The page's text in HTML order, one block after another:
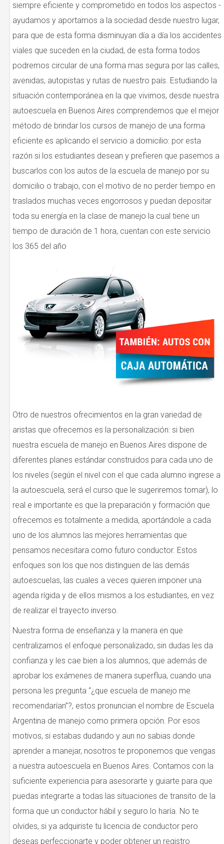
siempre eficiente y comprometido en todos los aspectos -
ayudamos y aportamos a la sociedad desde nuestro lugar,
para que de esta forma disminuyan día a día los accidentes
viales que suceden en la ciudad, de esta forma todos
podremos circular de una forma mas segura por las calles,
avenidas, autopistas y rutas de nuestro país. Estudiando la
situación contemporánea en la que vivimos, desde nuestra
autoescuela en Buenos Aires comprendemos que el mejor
método de brindar los cursos de manejo de una forma
eficiente es aplicando el servicio a domicilio: por esta
razón si los estudiantes desean y prefieren que pasemos a
buscarlos con los autos de la escuela de manejo por su
domicilio o trabajo, con el motivo de no perder tiempo en
traslados muchas veces engorrosos y puedan depositar
toda su energía en la clase de manejo la cual tiene un
tiempo de duración de 1 hora, cuentan con este servicio
los 365 del año
Otro de nuestros ofrecimientos en la gran variedad de
aristas que ofrecemos es la personalización: si bien
nuestra escuela de manejo en Buenos Aires dispone de
diferentes planes estándar construidos para cada uno de
los niveles (según el nivel con el que cada alumno ingrese a
la autoescuela, será el curso que le sugeriremos tomar), lo
real e importante es que la preparación y formación que
ofrecemos es totalmente a medida, aportándole a cada
uno de los alumnos las mejores herramientas que
pensamos necesitara como futuro conductor. Estos
enfoques son los que nos distinguen de las demás
autoescuelas, las cuales a veces quieren imponer una
agenda rígida y de ellos mismos a los estudiantes, en vez
de realizar el trayecto inverso.
Nuestra forma de enseñanza y la manera en que
centralizamos el enfoque personalizado, sin dudas les da
confianza y les cae bien a los alumnos, que además de
aprobar los exámenes de manera superflua, cuando una
persona les pregunta “¿que escuela de manejo me
recomendarían”?, estos pronuncian el nombre de Escuela
Argentina de manejo como primera opción. Por esos
motivos, si estabas dudando y aun no sabias donde
aprender a manejar, nosotros te proponemos que vengas
a nuestra autoescuela en Buenos Aires. Contamos con la
suficiente experiencia para asesorarte y guiarte para que
puedas integrarte a todas las situaciones de transito de la
forma que un conductor hábil y seguro lo haría. No te
olvides, si ya adquiriste tu licencia de conductor pero
deseas perfeccionarte y poder obtener un registro